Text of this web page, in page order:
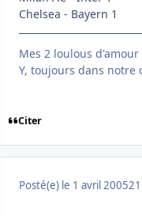
Chelsea - Bayern 1
Mes 2 loulous d'amour
Y, toujours dans notre
Citer
Posté(e) le 1 avril 2005